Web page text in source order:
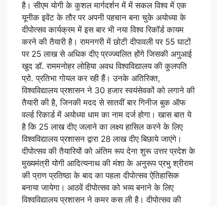
है। सीएम योगी के कुशल मार्गदर्शन में में सकल विश्व में एक
यूनीक इवेंट के तौर पर अपनी पहचान बना चुके अयोध्या के
दीपोत्सव कार्यक्रम में इस बार भी नया विश्व रिकॉर्ड कायम
करने की तैयारी है। रामनगरी में छोटी दीपावली पर 55 घाटों
पर 25 लाख से अधिक दीए प्रज्ज्वलित होंगे जिसकी अगुआई
खुद डॉ. राममनोहर लोहिया अवध विश्वविद्यालय की कुलपति
प्रो. प्रतिभा गोयल कर रही हैं। उनके अतिरिक्त,
विश्वविद्यालय प्रशासन ने 30 हजार स्वयंसेवकों को लगाने की
तैयारी की है, जिनकी मदद से सातवीं बार गिनीज बुक ऑफ
वर्ल्ड रिकार्ड में अयोध्या धाम का नाम दर्ज होगा। खास बात ये
है कि 25 लाख दीए जलाने का लक्ष्य हासिल करने के लिए
विश्वविद्यालय प्रशासन द्वारा 28 लाख दीए बिछाये जाएंगे।
दीपोत्सव की तैयारियों को अंतिम रूप देना शुरू उत्तर प्रदेश के
मुख्यमंत्री योगी आदित्यनाथ की मंशा के अनुरूप प्रभु श्रीराम
की प्राण प्रतिष्ठा के बाद का पहला दीपोत्सव ऐतिहासिक
बनाया जायेगा। आठवें दीपोत्सव को भव्य बनाने के लिए
विश्वविद्यालय प्रशासन ने कमर कस ली है। दीपोत्सव की